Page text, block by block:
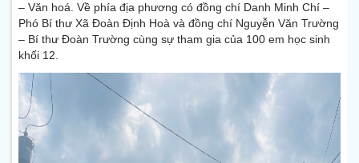
– Văn hoá. Về phía địa phương có đồng chí Danh Minh Chí –
Phó Bí thư Xã Đoàn Định Hoà và đồng chí Nguyễn Văn Trường
– Bí thư Đoàn Trường cùng sự tham gia của 100 em học sinh
khối 12.